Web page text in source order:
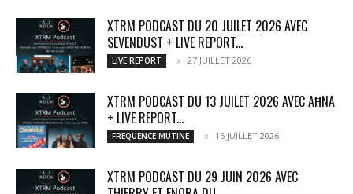
XTRM PODCAST DU 20 JUILET 2026 AVEC
SEVENDUST + LIVE REPORT...
LIVE REPORT 27 JUILLET 2026
XTRM PODCAST DU 13 JUILET 2026 AVEC AĦNA
+ LIVE REPORT...
FREQUENCE MUTINE 15 JUILLET 2026
XTRM PODCAST DU 29 JUIN 2026 AVEC